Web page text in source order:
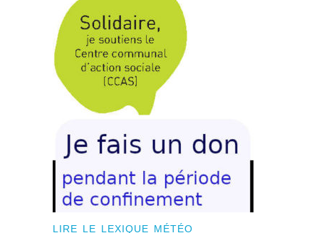
LIRE LE LEXIQUE MÉTÉO